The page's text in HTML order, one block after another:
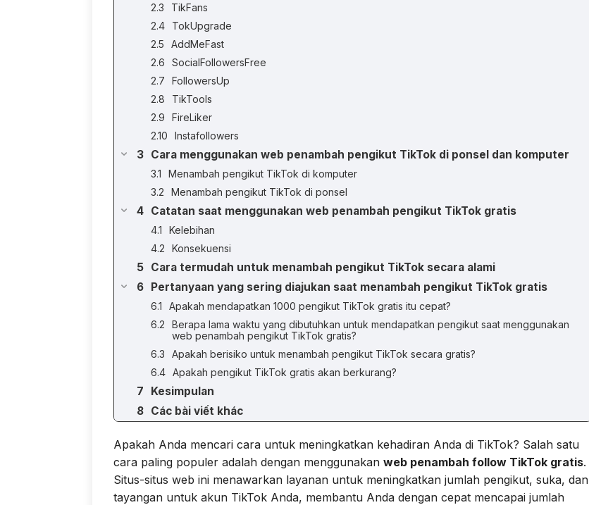
TikFans
TokUpgrade
AddMeFast
SocialFollowersFree
FollowersUp
TikTools
FireLiker
Instafollowers
Cara menggunakan web penambah pengikut TikTok di ponsel dan komputer
Menambah pengikut TikTok di komputer
Menambah pengikut TikTok di ponsel
Catatan saat menggunakan web penambah pengikut TikTok gratis
Kelebihan
Konsekuensi
Cara termudah untuk menambah pengikut TikTok secara alami
Pertanyaan yang sering diajukan saat menambah pengikut TikTok gratis
Apakah mendapatkan 1000 pengikut TikTok gratis itu cepat?
Berapa lama waktu yang dibutuhkan untuk mendapatkan pengikut saat menggunakan
web penambah pengikut TikTok gratis?
Apakah berisiko untuk menambah pengikut TikTok secara gratis?
Apakah pengikut TikTok gratis akan berkurang?
Kesimpulan
Các bài viết khác
Apakah Anda mencari cara untuk meningkatkan kehadiran Anda di TikTok? Salah satu
cara paling populer adalah dengan menggunakanweb penambah follow TikTok gratis.
Situs-situs web ini menawarkan layanan untuk meningkatkan jumlah pengikut, suka, dan
tayangan untuk akun TikTok Anda, membantu Anda dengan cepat mencapai jumlah